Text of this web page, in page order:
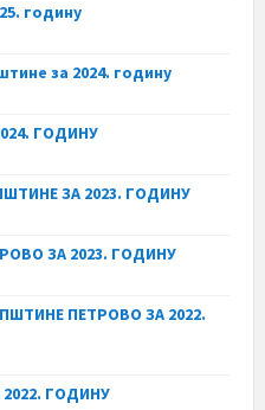
годину
за 2024. годину
ГОДИНУ
ЗА 2023. ГОДИНУ
ЗА 2023. ГОДИНУ
ПЕТРОВО ЗА 2022.
ГОДИНУ